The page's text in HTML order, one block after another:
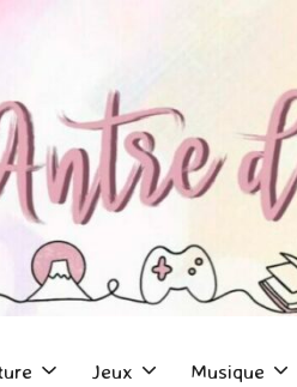
Jeux Musique